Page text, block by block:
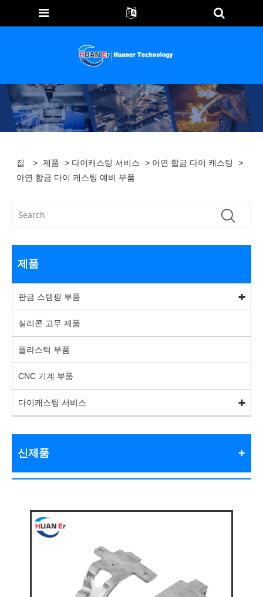
집 > 제품 > 다이캐스팅 서비스 > 아연 합금 다이 캐스팅
>
아연 합금 다이 캐스팅 예비 부품
제품
판금 스탬핑 부품
실리콘 고무 제품
플라스틱 부품
CNC 기계 부품
다이캐스팅 서비스
신제품